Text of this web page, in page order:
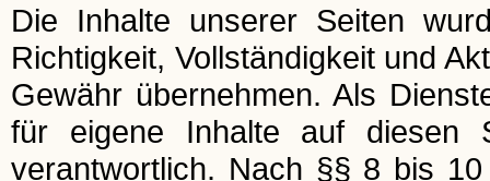
Die Inhalte unserer Seiten
Richtigkeit, Vollständigkeit und
Gewähr übernehmen. Als
für eigene Inhalte auf diesen
verantwortlich. Nach §§ 8 bis